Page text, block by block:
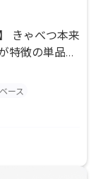
きゃべつ本来
特徴の単品野
おります。
製法により過
過程で過加熱
ース